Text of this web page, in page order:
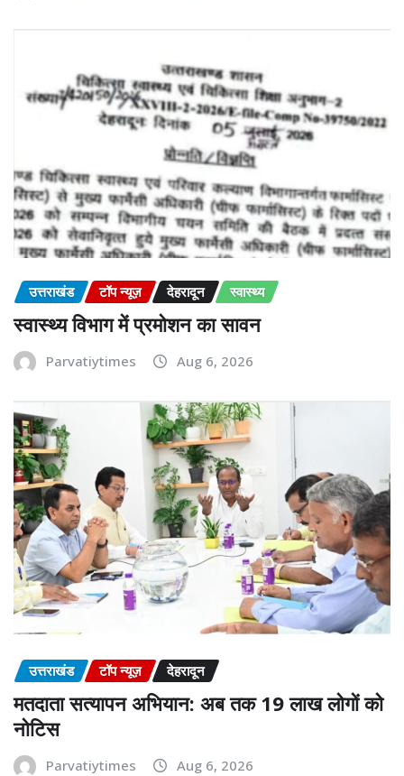
उत्तराखंड टॉप न्यूज़ देहरादून स्वास्थ्य
स्वास्थ्य विभाग में प्रमोशन का सावन
Parvatiytimes Aug 6, 2026
उत्तराखंड टॉप न्यूज़ देहरादून
मतदाता सत्यापन अभियान: अब तक 19 लाख लोगों को
नोटिस
Parvatiytimes Aug 6, 2026